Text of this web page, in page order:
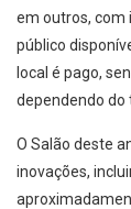
em outros, com
público
local é pago,
dependendo do
O Salão deste
inovações,